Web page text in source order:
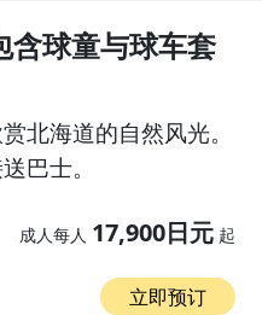
含球童与球车套
北海道的自然风光。
巴士。
成人每人 17,900日元 起
立即预订